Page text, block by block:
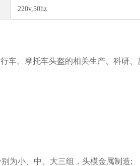
220v,50hz
车、摩托车头盔的相关生产、科研、
为小、中、大三组，头模金属制造;